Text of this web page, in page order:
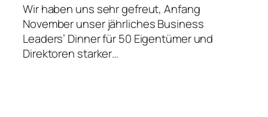
Wir haben uns sehr gefreut, Anfang
November unser jährliches Business
Leaders’ Dinner für 50 Eigentümer und
Direktoren starker…